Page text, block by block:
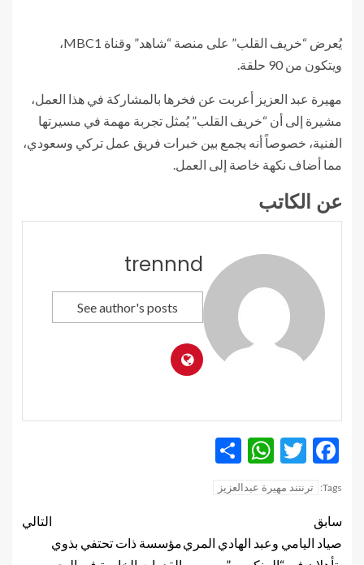
يُعرض “خريف القلب” على منصة “شاهد” وقناة MBC1،
ويتكون من 90 حلقة.
مهيرة عبد العزيز أعربت عن فخرها بالمشاركة في هذا العمل،
مشيرة إلى أن “خريف القلب” يُمثل تجربة مهمة في مسيرتها
الفنية، خصوصاً أنه يجمع بين خبرات فريق عمل تركي وسعودي،
مما أضاف نكهة خاصة إلى العمل.
عن الكاتب
trennnd
See author's posts
Facebook
Twitter
WhatsApp
Tags: ترننند مهيرة عبدالعزيز
سابق
صياد اليامي وعبد الهادي المري
التالي
مؤسسة ذات تحتفي بذوي